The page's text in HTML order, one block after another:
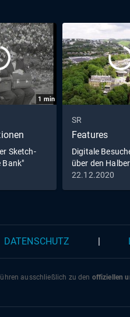
1 min
Sketch-
Bank"
SR
Features
Digitale
über den
22.12.2020
DATENSCHUTZ
ausschließlich zu den offiziellen